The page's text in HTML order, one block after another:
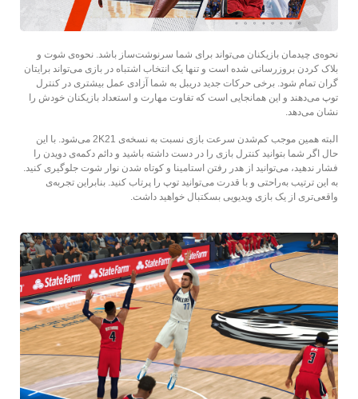
نحوه‌ی چیدمان بازیکنان می‌تواند برای شما سرنوشت‌ساز باشد. نحوه‌ی شوت و
بلاک کردن بروزرسانی شده است و تنها یک انتخاب اشتباه در بازی می‌تواند برایتان
گران تمام شود. برخی حرکات جدید دریبل به شما آزادی عمل بیشتری در کنترل
توپ می‌دهند و این همانجایی است که تفاوت مهارت و استعداد بازیکنان خودش را
نشان می‌دهد.
البته همین موجب کم‌شدن سرعت بازی نسبت به نسخه‌ی 2K21 می‌شود. با این
حال اگر شما بتوانید کنترل بازی را در دست داشته باشید و دائم دکمه‌ی دویدن را
فشار ندهید، می‌توانید از هدر رفتن استامینا و کوتاه شدن نوار شوت جلوگیری کنید.
به این ترتیب به‌راحتی و با قدرت می‌توانید توپ را پرتاب کنید. بنابراین تجربه‌ی
واقعی‌تری از یک بازی ویدیویی بسکتبال خواهید داشت.